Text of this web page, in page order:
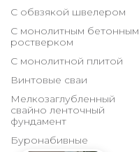
С обвзякой швелером
С монолитным бетонным
ростверком
С монолитной плитой
Винтовые сваи
Мелкозаглубленный
свайно ленточный
фундамент
Буронабивные